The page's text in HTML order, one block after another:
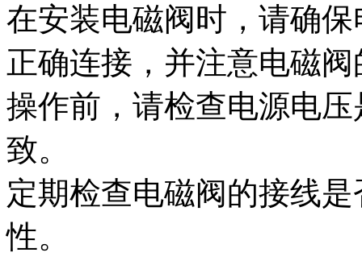
在安装电磁阀时，请确
正确连接，并注意电磁
操作前，请检查电源电
致。
定期检查电磁阀的接线
性。